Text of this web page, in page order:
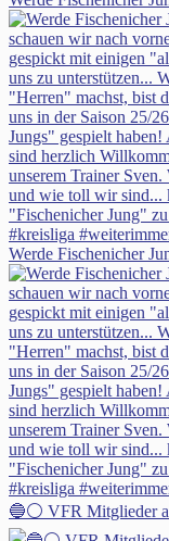
Werde Fischenicher
🔵⚪ VFR Mitglieder